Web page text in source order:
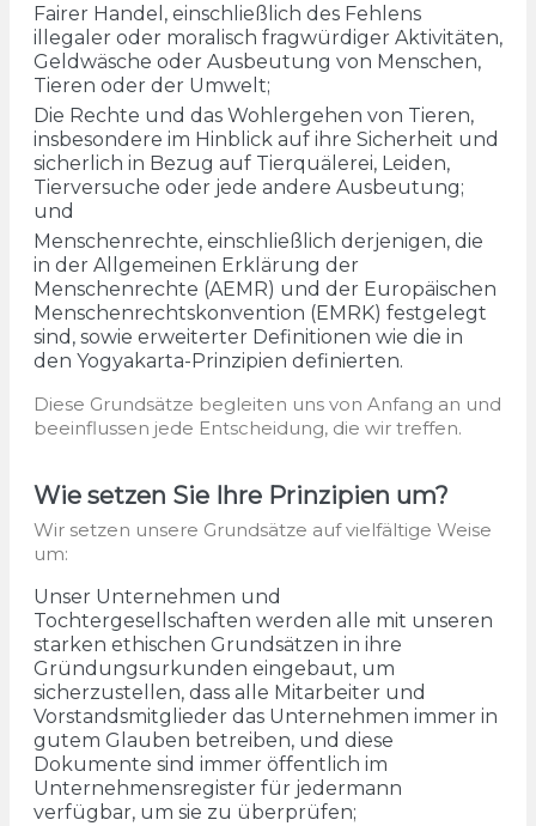
Fairer Handel, einschließlich des Fehlens
illegaler oder moralisch fragwürdiger Aktivitäten,
Geldwäsche oder Ausbeutung von Menschen,
Tieren oder der Umwelt;
Die Rechte und das Wohlergehen von Tieren,
insbesondere im Hinblick auf ihre Sicherheit und
sicherlich in Bezug auf Tierquälerei, Leiden,
Tierversuche oder jede andere Ausbeutung;
und
Menschenrechte, einschließlich derjenigen, die
in der Allgemeinen Erklärung der
Menschenrechte (AEMR) und der Europäischen
Menschenrechtskonvention (EMRK) festgelegt
sind, sowie erweiterter Definitionen wie die in
den Yogyakarta-Prinzipien definierten.
Diese Grundsätze begleiten uns von Anfang an und
beeinflussen jede Entscheidung, die wir treffen.
Wie setzen Sie Ihre Prinzipien um?
Wir setzen unsere Grundsätze auf vielfältige Weise
um:
Unser Unternehmen und
Tochtergesellschaften werden alle mit unseren
starken ethischen Grundsätzen in ihre
Gründungsurkunden eingebaut, um
sicherzustellen, dass alle Mitarbeiter und
Vorstandsmitglieder das Unternehmen immer in
gutem Glauben betreiben, und diese
Dokumente sind immer öffentlich im
Unternehmensregister für jedermann
verfügbar, um sie zu überprüfen;